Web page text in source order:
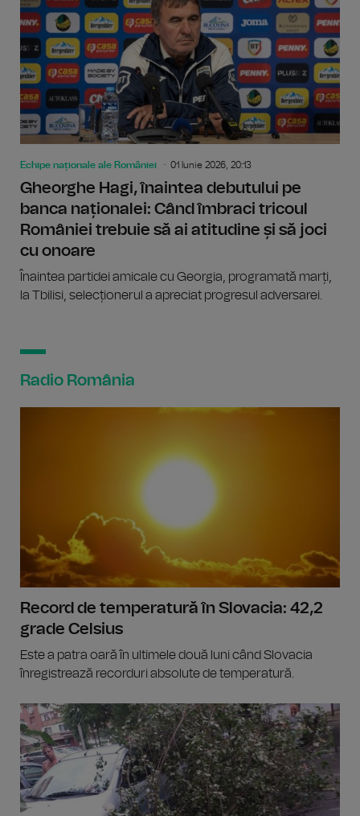
Echipe naționale ale României 01 Iunie 2026, 20:13
Gheorghe Hagi, înaintea debutului pe
banca naționalei: Când îmbraci tricoul
României trebuie să ai atitudine și să joci
cu onoare
Înaintea partidei amicale cu Georgia, programată marți,
la Tbilisi, selecționerul a apreciat progresul adversarei.
Radio România
Record de temperatură în Slovacia: 42,2
grade Celsius
Este a patra oară în ultimele două luni când Slovacia
înregistrează recorduri absolute de temperatură.